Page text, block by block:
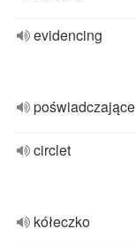
evidencing
poświadczające
circlet
kółeczko